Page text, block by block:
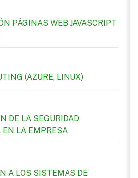
PÁGINAS WEB JAVASCRIPT
(AZURE, LINUX)
DE LA SEGURIDAD
EN LA EMPRESA
A LOS SISTEMAS DE